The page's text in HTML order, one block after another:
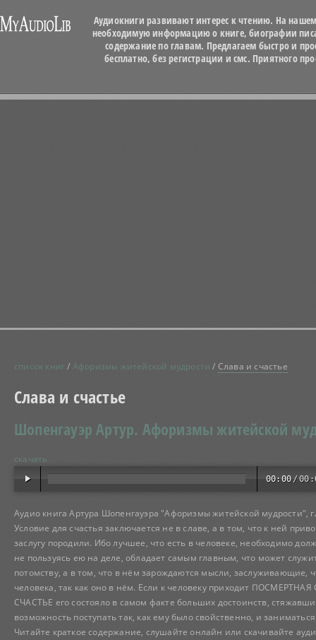
Аудиокниги развивают интерес к чтению. На
необходимую информацию о книге, биографии
содержание по главам. Предлагаем быстро и
бесплатно, без регистрации и смс. Приятного
список книг/ Афоризмы житейской мудрости / Слава и счастье
Слава и счастье
Шопенгауэр Артур. Афоризмы житейской
скачать
00:00 /
Аудио книга Артура Шопенгауэра "Афоризмы житейской мудрости",
Условие для счастья заключается не в славе, а в том, что к ней
заслугу породили. Ибо лучшее, что есть в человеке, необходимо
не пользуясь ею на деле, обладает самым главным, что может
потомству, а в том, что в нём зарождаются мысли, заслуживающие,
человека, так как оно в нём. Если к человеку приходит
СЧАСТЬЕ его состояло в самом факте больших достоинств,
возможность поступать так, как ему было свойственно, и
Читайте краткое содержание, слушайте онлайн или скачивайте